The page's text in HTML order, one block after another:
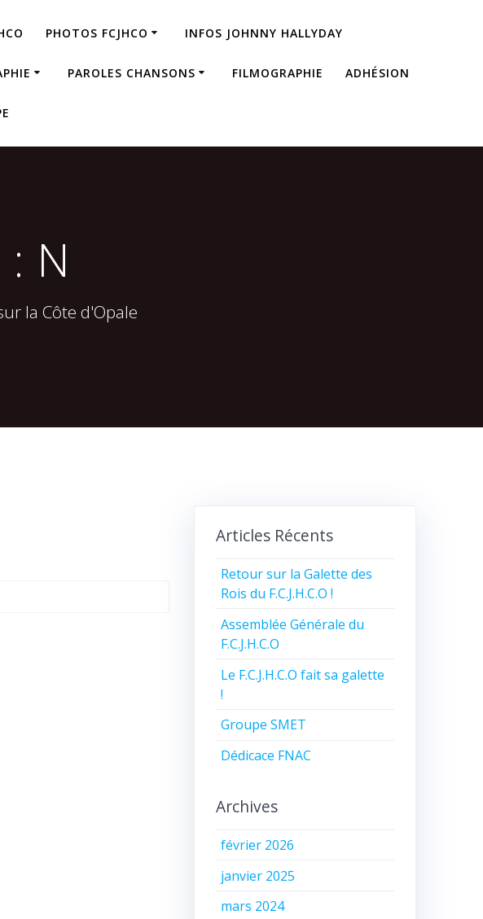
PHOTOS FCJHCO INFOS JOHNNY HALLYDAY
PAROLES CHANSONS FILMOGRAPHIE ADHÉSION
N
la Côte d'Opale
Articles Récents
Retour sur la Galette des
Rois du F.C.J.H.C.O !
Assemblée Générale du
F.C.J.H.C.O
Le F.C.J.H.C.O fait sa galette
!
Groupe SMET
Dédicace FNAC
Archives
février 2026
janvier 2025
mars 2024